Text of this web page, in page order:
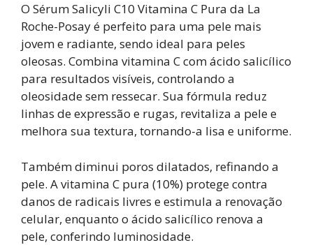
O Sérum Salicyli C10 Vitamina C Pura da La
Roche-Posay é perfeito para uma pele mais
jovem e radiante, sendo ideal para peles
oleosas. Combina vitamina C com ácido salicílico
para resultados visíveis, controlando a
oleosidade sem ressecar. Sua fórmula reduz
linhas de expressão e rugas, revitaliza a pele e
melhora sua textura, tornando-a lisa e uniforme.
Também diminui poros dilatados, refinando a
pele. A vitamina C pura (10%) protege contra
danos de radicais livres e estimula a renovação
celular, enquanto o ácido salicílico renova a
pele, conferindo luminosidade.